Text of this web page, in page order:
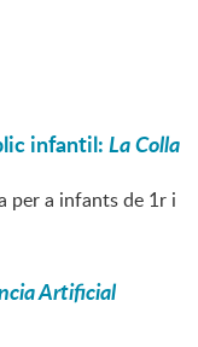
infantil:La Colla
per a infants de 1r i
Artificial